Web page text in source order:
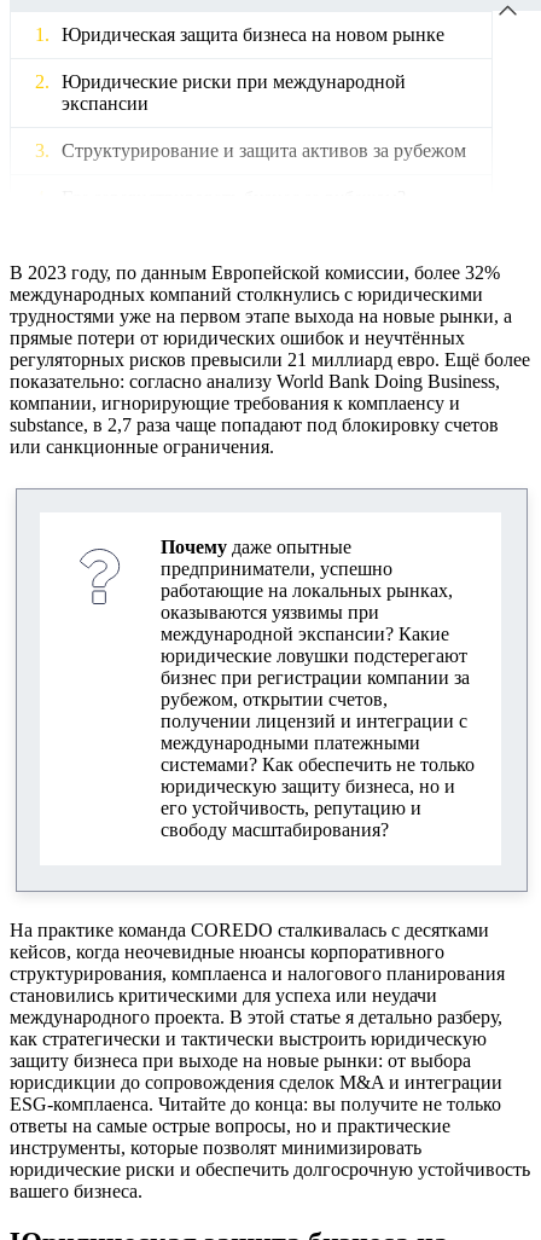
Юридическая защита бизнеса на новом рынке
Юридические риски при международной
экспансии
Структурирование и защита активов за рубежом
Требования к substance и прозрачности бизнеса
AML и комплаенс: как избежать блокировки
счетов
AML и KYC для международных компаний
Как не попасть в черный список ЕС и FATF
Налоговые риски при выходе на зарубежные
рынки
Как подготовиться к CRS-отчетности
Открытие счета и интеграция с платежными
Открытие счетов в зарубежных банках и
Валютное регулирование и операции
Регистрация товарных знаков и патентов в
мире
Защита коммерческой тайны и репутации
Сопровождение M&A и трансграничных
сделок
Юридическое сопровождение M&A за рубежом
Разблокировка иностранных активов и споры
ESG-комплаенс для юридических лиц
В 2023 году, по данным Европейской комиссии, более 32%
международных компаний столкнулись с юридическими
трудностями уже на первом этапе выхода на новые рынки, а
прямые потери от юридических ошибок и неучтённых
регуляторных рисков превысили 21 миллиард евро. Ещё более
показательно: согласно анализу World Bank Doing Business,
компании, игнорирующие требования к комплаенсу и
substance, в 2,7 раза чаще попадают под блокировку счетов
или санкционные ограничения.
Почему даже опытные
предприниматели, успешно
работающие на локальных рынках,
оказываются уязвимы при
международной экспансии? Какие
юридические ловушки подстерегают
бизнес при регистрации компании за
рубежом, открытии счетов,
получении лицензий и интеграции с
международными платежными
системами? Как обеспечить не только
юридическую защиту бизнеса, но и
его устойчивость, репутацию и
свободу масштабирования?
На практике команда COREDO сталкивалась с десятками
кейсов, когда неочевидные нюансы корпоративного
структурирования, комплаенса и налогового планирования
становились критическими для успеха или неудачи
международного проекта. В этой статье я детально разберу,
как стратегически и тактически выстроить юридическую
защиту бизнеса при выходе на новые рынки: от выбора
юрисдикции до сопровождения сделок M&A и интеграции
ESG-комплаенса. Читайте до конца: вы получите не только
ответы на самые острые вопросы, но и практические
инструменты, которые позволят минимизировать
юридические риски и обеспечить долгосрочную устойчивость
вашего бизнеса.